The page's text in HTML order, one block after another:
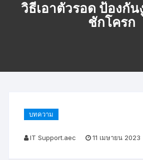
วิธีเอาตัวรอด ป้องกั
ชักโครก
บทความ
IT Support.aec 11 เมษายน 2023